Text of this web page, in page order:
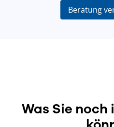
Beratung
Was Sie